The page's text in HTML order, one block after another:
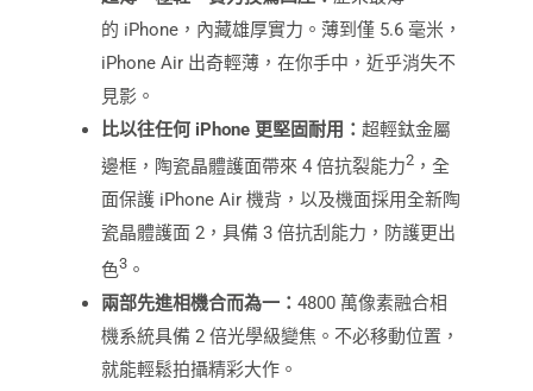
的 iPhone，內藏雄厚實力。薄到僅 5.6 毫米，
iPhone Air 出奇輕薄，在你手中，近乎消失不
見影。
比以往任何 iPhone 更堅固耐⽤ ： 超輕鈦金屬
邊框，陶瓷晶體護面帶來 4 倍抗裂能⼒2 ，全
面保護 iPhone Air 機背，以及機面採用全新陶
瓷晶體護面 2，具備 3 倍抗刮能力，防護更出
色3 。
兩部先進相機合而為一： 4800 萬像素融合相
機系統具備 2 倍光學級變焦。不必移動位置，
就能輕鬆拍攝精彩大作。